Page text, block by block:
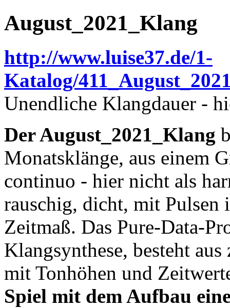
August_2021_Klang
http://www.luise37.de/1-
Katalog/
Unendliche Klangdauer -
Der August_2021_Klang
Monatsklänge, aus einem
continuo - hier nicht als
rauschig, dicht, mit Pulsen
Zeitmaß. Das Pure-Data-
Klangsynthese, besteht
mit Tonhöhen und
Spiel mit dem Aufbau